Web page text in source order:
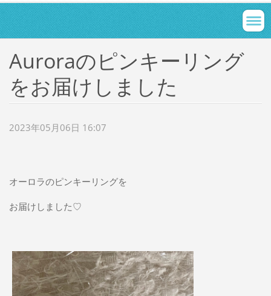
Auroraのピンキーリング
をお届けしました
2023年05月06日 16:07
オーロラのピンキーリングを
お届けしました♡